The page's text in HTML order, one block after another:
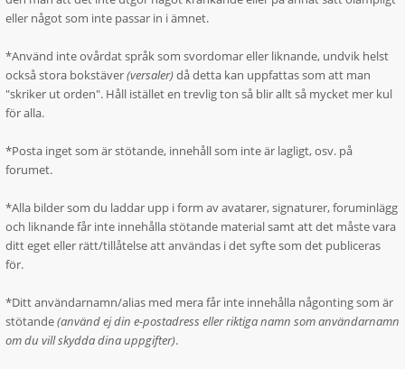
eller något som inte passar in i ämnet.
*Använd inte ovårdat språk som svordomar eller liknande, undvik helst
också stora bokstäver(versaler) då detta kan uppfattas som att man
"skriker ut orden". Håll istället en trevlig ton så blir allt så mycket mer kul
för alla.
*Posta inget som är stötande, innehåll som inte är lagligt, osv. på
forumet.
*Alla bilder som du laddar upp i form av avatarer, signaturer, foruminlägg
och liknande får inte innehålla stötande material samt att det måste vara
ditt eget eller rätt/tillåtelse att användas i det syfte som det publiceras
för.
*Ditt användarnamn/alias med mera får inte innehålla någonting som är
stötande(använd ej din e-postadress eller riktiga namn som användarnamn
om du vill skydda dina uppgifter).